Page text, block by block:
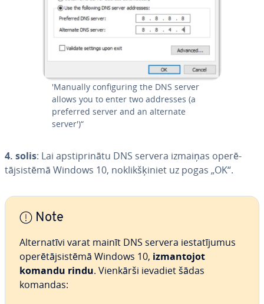
'Manually con­fi­gu­ring the DNS server
allows you to enter two addresses (a
preferred server and an alternate
server')“
4. solis: Lai ap­stip­ri­nā­tu DNS servera izmaiņas ope­rē­
tājsis­tē­mā Windows 10, no­klik­šķi­niet uz pogas „OK“.
Note
Al­ter­na­tī­vi varat mainīt DNS servera ie­sta­tī­ju­mus
ope­rē­tājsis­tē­mā Windows 10, iz­man­to­jot
komandu rindu. Vienkārši ievadiet šādas
komandas: